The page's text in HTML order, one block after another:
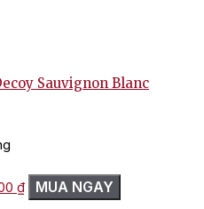
Sauvignon Blanc
₫Giá
hiện
MUA NGAY